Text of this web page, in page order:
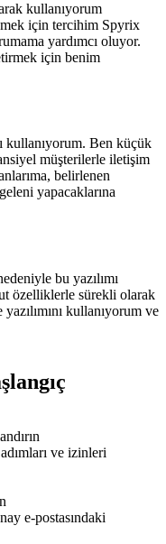
kullanıyorum
için tercihim Spyrix
yardımcı oluyor.
için benim
kullanıyorum. Ben küçük
müşterilerle iletişim
belirlenen
yapacaklarına
bu yazılımı
özelliklerle sürekli olarak
kullanıyorum ve
ve izinleri
e-postasındaki